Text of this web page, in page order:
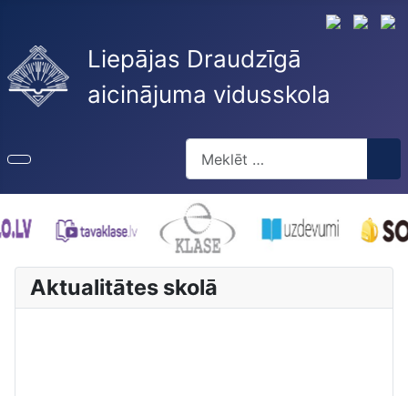
Liepājas Draudzīgā
aicinājuma vidusskola
Type 2 or more characters for
Aktualitātes skolā